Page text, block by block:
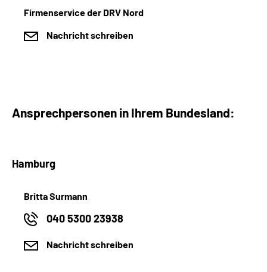
Firmenservice der DRV Nord
Nachricht schreiben
Ansprechpersonen in Ihrem Bundesland:
Hamburg
Britta Surmann
040 5300 23938
Nachricht schreiben